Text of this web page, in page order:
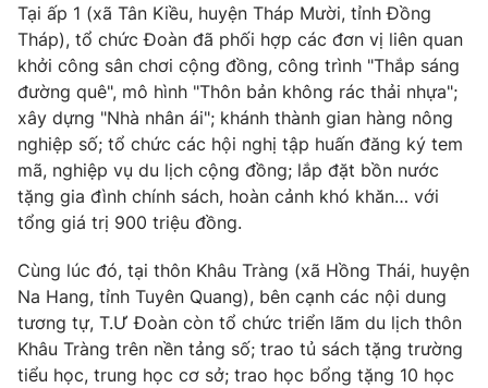
Liên hệ tòa soạn English
THỜI BÁO VTV
Theo dõi báo trên
Cơ quan chủ quản:Đài Truyền hình Việt Nam
Cơ quan báo chí:Thời báo VTV
Giấy phép hoạt động báo in và báo điện tử số 483/GP-BTTTT
cấp ngày 29/12/2023
Tổng Biên tập:Vũ Thanh Thủy
Tại ấp 1 (xã Tân Kiều, huyện Tháp Mười, tỉnh Đồng
Tháp), tổ chức Đoàn đã phối hợp các đơn vị liên quan
khởi công sân chơi cộng đồng, công trình "Thắp sáng
đường quê", mô hình "Thôn bản không rác thải nhựa";
xây dựng "Nhà nhân ái"; khánh thành gian hàng nông
nghiệp số; tổ chức các hội nghị tập huấn đăng ký tem
mã, nghiệp vụ du lịch cộng đồng; lắp đặt bồn nước
tặng gia đình chính sách, hoàn cảnh khó khăn… với
tổng giá trị 900 triệu đồng.
Cùng lúc đó, tại thôn Khâu Tràng (xã Hồng Thái, huyện
Na Hang, tỉnh Tuyên Quang), bên cạnh các nội dung
tương tự, T.Ư Đoàn còn tổ chức triển lãm du lịch thôn
Khâu Tràng trên nền tảng số; trao tủ sách tặng trường
tiểu học, trung học cơ sở; trao học bổng tặng 10 học